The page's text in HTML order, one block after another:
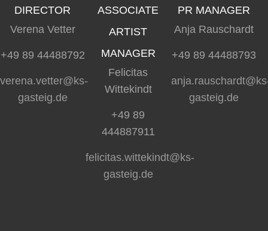
DIRECTOR
Verena Vetter
+49 89 44488792
verena.vetter@ks-
gasteig.de
ASSOCIATE
ARTIST
MANAGER
Felicitas
Wittekindt
+49 89
444887911
felicitas.wittekindt@ks-
gasteig.de
PR MANAGER
Anja Rauschardt
+49 89 44488793
gasteig.de